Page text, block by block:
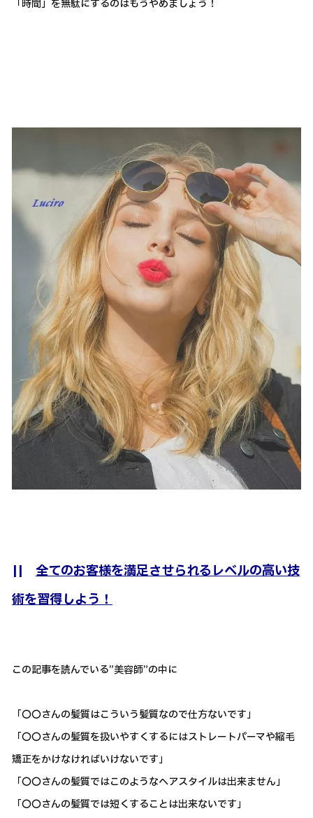
「時間」を無駄にするのはもうやめましょう！
|| 全てのお客様を満足させられるレベルの高い技
術を習得しよう！
この記事を読んでいる”美容師”の中に
「〇〇さんの髪質はこういう髪質なので仕方ないです」
「〇〇さんの髪質を扱いやすくするにはストレートパーマや縮毛
矯正をかけなければいけないです」
「〇〇さんの髪質ではこのようなヘアスタイルは出来ません」
「〇〇さんの髪質では短くすることは出来ないです」